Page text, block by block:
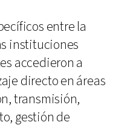
entre la
instituciones
accedieron a
directo en áreas
transmisión,
gestión de